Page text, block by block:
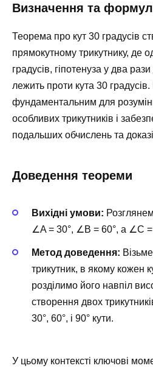
Визначення та
Теорема про кут 30 градусів
прямокутному трикутнику, де
градусів, гіпотенуза у два
лежить проти кута 30
фундаментальним для
особливих трикутників і
подальших обчислень та
Доведення теореми
Вихідні умови:
∠A = 30°, ∠B = 60°, а ∠C =
Метод доведення:
трикутник, в якому кожен
розділимо його навпіл
створення двох
30°, 60°, і 90° кути.
У цьому контексті ключові